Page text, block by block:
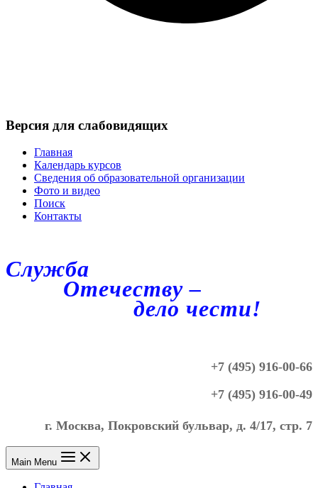
Версия для слабовидящих
Главная
Календарь курсов
Сведения об образовательной организации
Фото и видео
Поиск
Контакты
Служба
Отечеству –
дело чести!
+7 (495) 916-00-66
+7 (495) 916-00-49
г. Москва, Покровский бульвар, д. 4/17, стр. 7
Main Menu